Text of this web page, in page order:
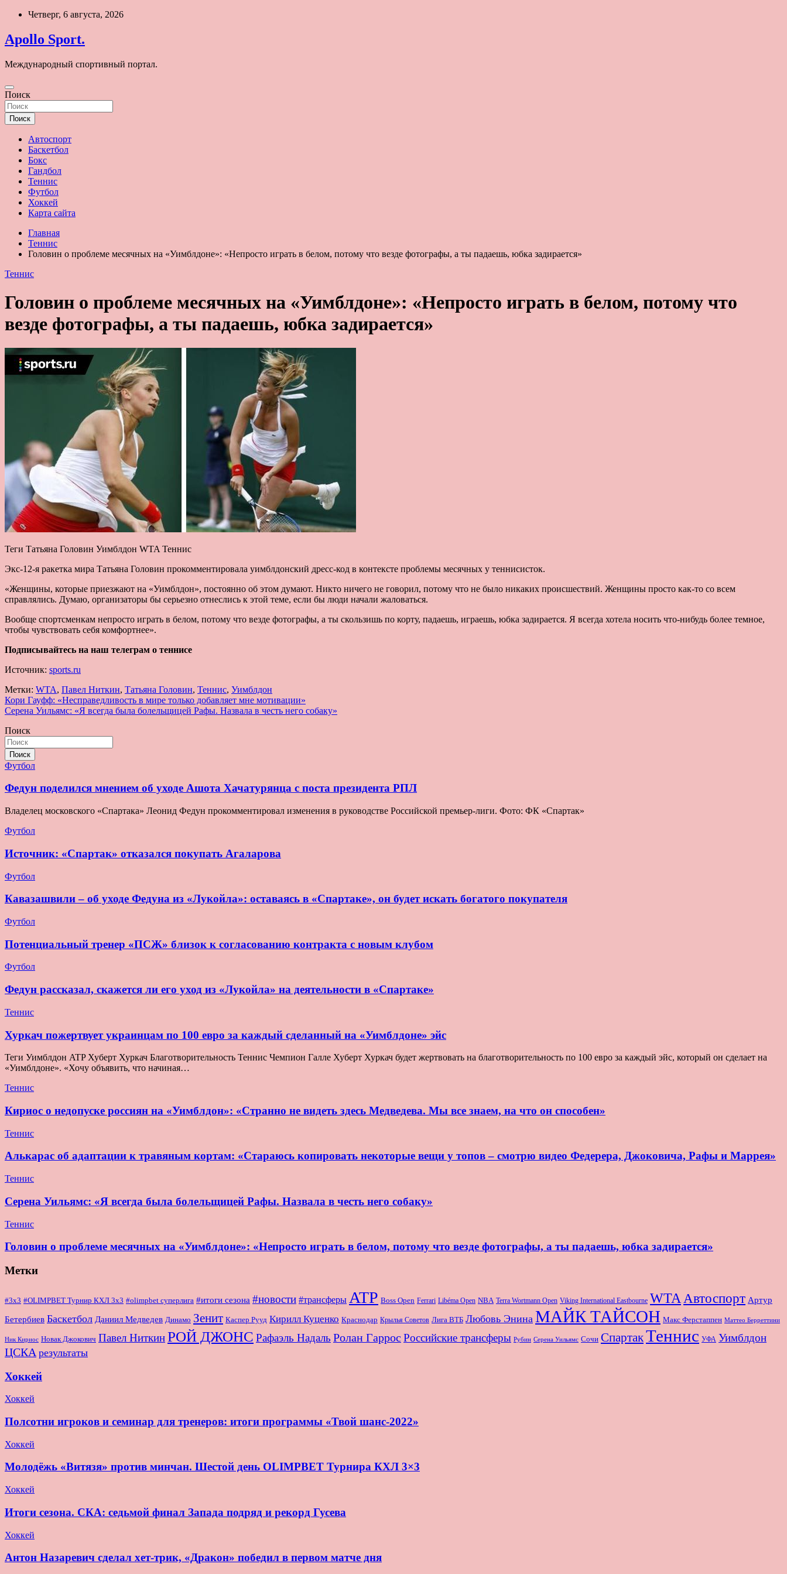
Перейти
содержимому
Четверг, 6 августа, 2026
Apollo Sport.
Международный спортивный портал.
Поиск
Поиск
Автоспорт
Баскетбол
Бокс
Гандбол
Теннис
Футбол
Хоккей
Карта сайта
Главная
Теннис
Головин о проблеме месячных на «Уимблдоне»: «Непросто играть в белом, потому что везде фотографы, а ты падаешь, юбка задирается»
Теннис
Головин о проблеме месячных на «Уимблдоне»: «Непросто играть в белом, потому что
везде фотографы, а ты падаешь, юбка задирается»
Теги Татьяна Головин Уимблдон WTA Теннис
Экс-12-я ракетка мира Татьяна Головин прокомментировала уимблдонский дресс-код в контексте проблемы месячных у теннисисток.
«Женщины, которые приезжают на «Уимблдон», постоянно об этом думают. Никто ничего не говорил, потому что не было никаких происшествий. Женщины просто как-то со всем
справлялись. Думаю, организаторы бы серьезно отнеслись к этой теме, если бы люди начали жаловаться.
Вообще спортсменкам непросто играть в белом, потому что везде фотографы, а ты скользишь по корту, падаешь, играешь, юбка задирается. Я всегда хотела носить что-нибудь более темное,
чтобы чувствовать себя комфортнее».
Подписывайтесь на наш телеграм о теннисе
Источник: sports.ru
Метки: WTA, Павел Ниткин, Татьяна Головин, Теннис, Уимблдон
Навигация
по
записям
Кори Гауфф: «Несправедливость в мире только добавляет мне мотивации»
Серена Уильямс: «Я всегда была болельщицей Рафы. Назвала в честь него собаку»
Поиск
Поиск
Футбол
Федун поделился мнением об уходе Ашота Хачатурянца с поста президента РПЛ
Владелец московского «Спартака» Леонид Федун прокомментировал изменения в руководстве Российской премьер-лиги. Фото: ФК «Спартак»
Футбол
Источник: «Спартак» отказался покупать Агаларова
Футбол
Кавазашвили – об уходе Федуна из «Лукойла»: оставаясь в «Спартаке», он будет искать богатого покупателя
Футбол
Потенциальный тренер «ПСЖ» близок к согласованию контракта с новым клубом
Футбол
Федун рассказал, скажется ли его уход из «Лукойла» на деятельности в «Спартаке»
Теннис
Хуркач пожертвует украинцам по 100 евро за каждый сделанный на «Уимблдоне» эйс
Теги Уимблдон ATP Хуберт Хуркач Благотворительность Теннис Чемпион Галле Хуберт Хуркач будет жертвовать на благотворительность по 100 евро за каждый эйс, который он сделает на
«Уимблдоне». «Хочу объявить, что начиная…
Теннис
Кириос о недопуске россиян на «Уимблдон»: «Странно не видеть здесь Медведева. Мы все знаем, на что он способен»
Теннис
Алькарас об адаптации к травяным кортам: «Стараюсь копировать некоторые вещи у топов – смотрю видео Федерера, Джоковича, Рафы и Маррея»
Теннис
Серена Уильямс: «Я всегда была болельщицей Рафы. Назвала в честь него собаку»
Теннис
Головин о проблеме месячных на «Уимблдоне»: «Непросто играть в белом, потому что везде фотографы, а ты падаешь, юбка задирается»
Метки
#3x3 #OLIMPBET Турнир КХЛ 3x3 #olimpbet суперлига #итоги сезона #новости #трансферы ATP Boss Open Ferrari Libéma Open NBA Terra Wortmann Open Viking International Eastbourne WTA Автоспорт Артур
Бетербиев Баскетбол Даниил Медведев Динамо Зенит Каспер Рууд Кирилл Куценко Краснодар Крылья Советов Лига ВТБ Любовь Энина МАЙК ТАЙСОН Макс Ферстаппен Маттео Берреттини
Ник Кириос Новак Джокович Павел НиткинРОЙ ДЖОНС Рафаэль Надаль Ролан Гаррос Российские трансферы Рубин Серена Уильямс Сочи СпартакТеннис УФА Уимблдон
ЦСКА результаты
Хоккей
Хоккей
Полсотни игроков и семинар для тренеров: итоги программы «Твой шанс-2022»
Хоккей
Молодёжь «Витязя» против минчан. Шестой день OLIMPBET Турнира КХЛ 3×3
Хоккей
Итоги сезона. СКА: седьмой финал Запада подряд и рекорд Гусева
Хоккей
Антон Назаревич сделал хет-трик, «Дракон» победил в первом матче дня